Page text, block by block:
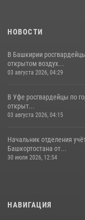
НОВОСТИ
В Башкирии
открытом воздух...
03 августа 2026, 04:29
В Уфе росгвардейцы по
открыт...
03 августа 2026, 04:15
Начальник отделения
Башкортостана от...
30 июля 2026, 12:54
НАВИГАЦИЯ